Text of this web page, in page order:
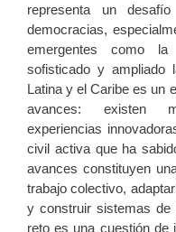
representa un
democracias,
emergentes como la
sofisticado y ampliado
Latina y el Caribe es un
avances: existen
experiencias
civil activa que ha
avances constituyen
trabajo colectivo,
y construir sistemas de
reto es una cuestión de